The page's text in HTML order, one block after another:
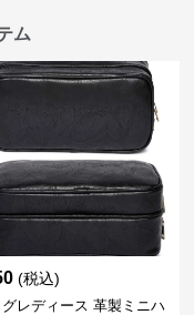
ム
(税込)
レディース 革製ミニハ